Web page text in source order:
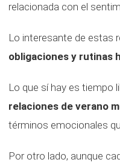
relacionada con el
Lo interesante de estas
obligaciones y rutinas
Lo que sí hay es tiempo
relaciones de verano
términos emocionales
Por otro lado, aunque